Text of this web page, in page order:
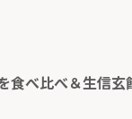
食べ比べ＆生信玄